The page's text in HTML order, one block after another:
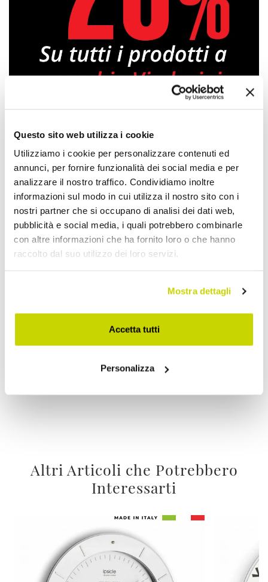
Questo sito web utilizza i cookie
Utilizziamo i cookie per personalizzare contenuti ed
annunci, per fornire funzionalità dei social media e per
analizzare il nostro traffico. Condividiamo inoltre
informazioni sul modo in cui utilizza il nostro sito con i
nostri partner che si occupano di analisi dei dati web,
pubblicità e social media, i quali potrebbero combinarle
con altre informazioni che ha fornito loro o che hanno
raccolto dal suo utilizzo dei loro servizi.
Mostra dettagli
Accetta tutti
Personalizza
Approfittane subito!
La tua merce viaggia
assicurata in tutto il Mondo.
Altri Articoli che Potrebbero
Interessarti